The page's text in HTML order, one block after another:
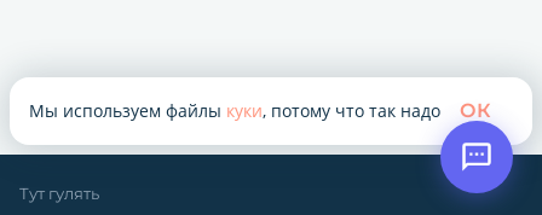
Тут гулять
Мы используем файлы куки, потому что так надо ОК